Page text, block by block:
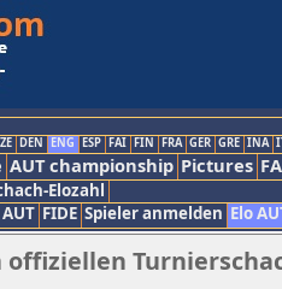
DEN ENG ESP FAI FIN FRA GER GRE INA
AUT championship Pictures
Elozahl
FIDE Spieler anmelden Elo